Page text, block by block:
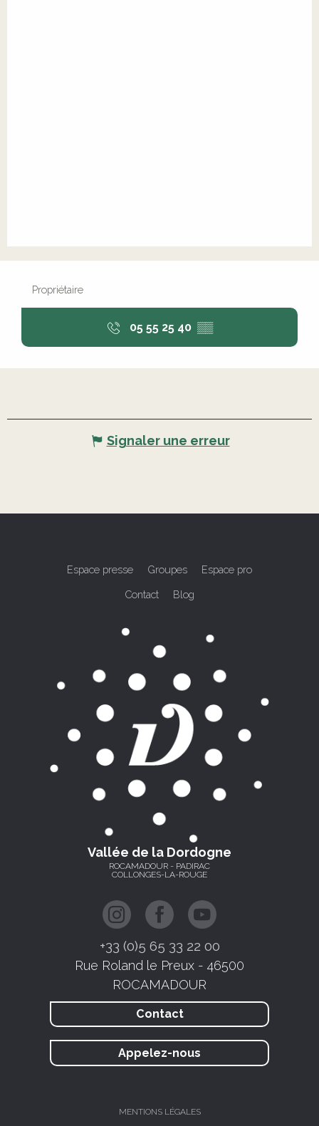
Propriétaire
05 55 25 40 ▒▒
Signaler une erreur
Espace presse Groupes Espace pro
Contact Blog
Vallée de la Dordogne
ROCAMADOUR - PADIRAC
COLLONGES-LA-ROUGE
+33 (0)5 65 33 22 00
Rue Roland le Preux - 46500
ROCAMADOUR
Contact
Appelez-nous
MENTIONS LÉGALES